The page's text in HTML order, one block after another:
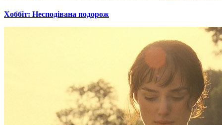
Хоббіт: Несподівана подорож